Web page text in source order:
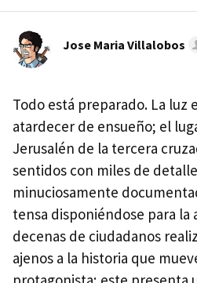
Jose Maria Villalobos
Todo está preparado. La luz
atardecer de ensueño; el
Jerusalén de la tercera
sentidos con miles de
minuciosamente
tensa disponiéndose para la
decenas de ciudadanos
ajenos a la historia que